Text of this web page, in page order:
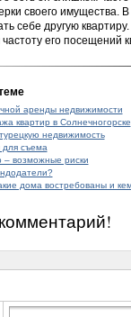
своего имущества.
себе другую
его посещений
аренды недвижимости
квартир в Солнечногорске
недвижимость
для съема
– возможные риски
дома востребованы и